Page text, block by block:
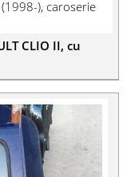
(1998-), caroserie
CLIO II, cu